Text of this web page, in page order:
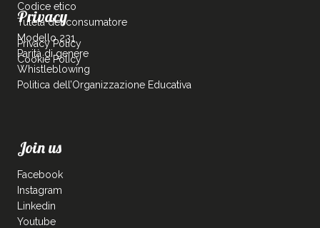
Codice etico
Tutela del consumatore
Modello 231
Parità di genere
Whistleblowing
Politica dell’Organizzazione Educativa
Privacy
Privacy Policy
Cookie Policy
Join us
Facebook
Instagram
Linkedin
Youtube